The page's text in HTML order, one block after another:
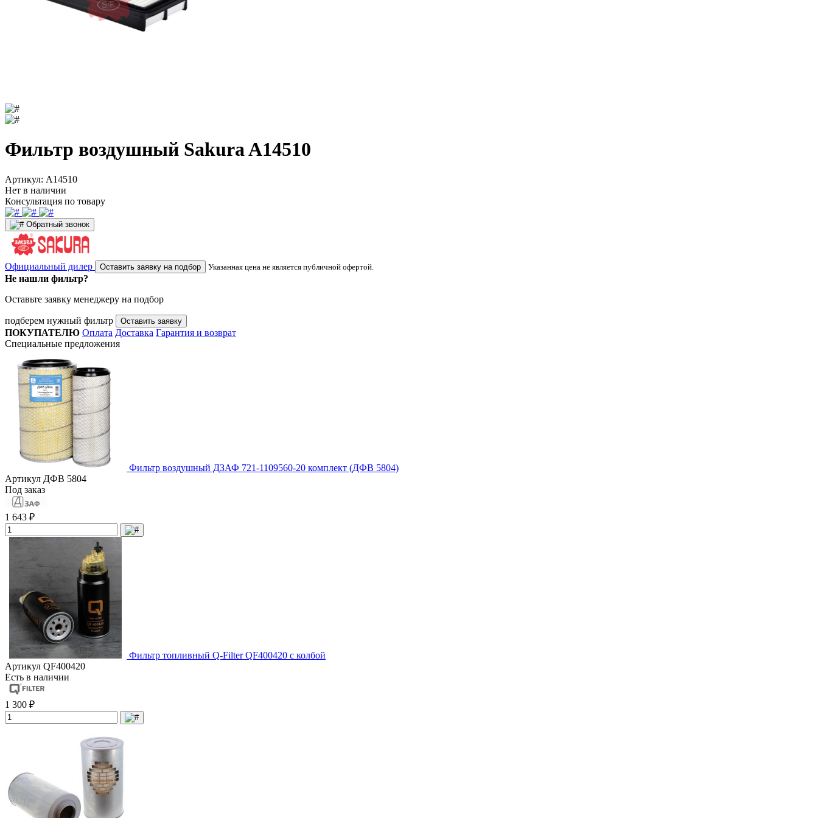
Фильтр воздушный Sakura A14510
Артикул: A14510
Нет в наличии
Консультация по товару
Обратный звонок
Официальный дилер Оставить заявку на подбор Указанная цена не является публичной офертой.
Не нашли фильтр?
Оставьте заявку менеджеру на подбор
подберем нужный фильтр Оставить заявку
ПОКУПАТЕЛЮ Оплата Доставка Гарантия и возврат
Специальные предложения
Фильтр воздушный ДЗАФ 721-1109560-20 комплект (ДФВ 5804)
Артикул ДФВ 5804
Под заказ
1 643 ₽
Фильтр топливный Q-Filter QF400420 с колбой
Артикул QF400420
Есть в наличии
1 300 ₽